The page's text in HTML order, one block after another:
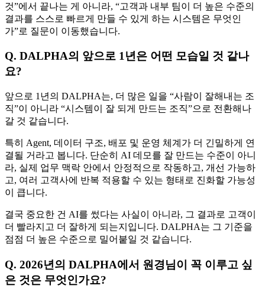
것”에서 끝나는 게 아니라, “고객과 내부 팀이 더 높은 수준의
결과를 스스로 빠르게 만들 수 있게 하는 시스템은 무엇인
가”로 질문이 이동했습니다.
Q. DALPHA의 앞으로 1년은 어떤 모습일 것 같나
요?
앞으로 1년의 DALPHA는, 더 많은 일을 “사람이 잘해내는 조
직”이 아니라 “시스템이 잘 되게 만드는 조직”으로 전환해나
갈 것 같습니다.
특히 Agent, 데이터 구조, 배포 및 운영 체계가 더 긴밀하게 연
결될 거라고 봅니다. 단순히 AI 데모를 잘 만드는 수준이 아니
라, 실제 업무 맥락 안에서 안정적으로 작동하고, 개선 가능하
고, 여러 고객사에 반복 적용할 수 있는 형태로 진화할 가능성
이 큽니다.
결국 중요한 건 AI를 썼다는 사실이 아니라, 그 결과로 고객이
더 빨라지고 더 잘하게 되는지입니다. DALPHA는 그 기준을
점점 더 높은 수준으로 밀어붙일 것 같습니다.
Q. 2026년의 DALPHA에서 원경님이 꼭 이루고 싶
은 것은 무엇인가요?